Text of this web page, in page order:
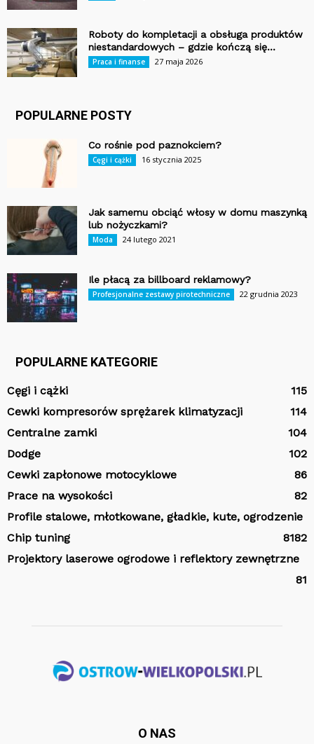
Roboty do kompletacji a obsługa produktów
niestandardowych – gdzie kończą się...
Praca i finanse 27 maja 2026
POPULARNE POSTY
Co rośnie pod paznokciem?
Cęgi i cążki 16 stycznia 2025
Jak samemu obciąć włosy w domu maszynką
lub nożyczkami?
Moda 24 lutego 2021
Ile płacą za billboard reklamowy?
Profesjonalne zestawy pirotechniczne 22 grudnia 2023
POPULARNE KATEGORIE
Cęgi i cążki
115
Cewki kompresorów sprężarek klimatyzacji
114
Centralne zamki
104
Dodge
102
Cewki zapłonowe motocyklowe
86
Prace na wysokości
82
Profile stalowe, młotkowane, gładkie, kute, ogrodzenie
82
Chip tuning
81
Projektory laserowe ogrodowe i reflektory zewnętrzne
81
O NAS